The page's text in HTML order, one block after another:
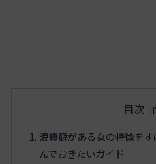
目次
浪費癖がある女の特徴を
んでおきたいガイド